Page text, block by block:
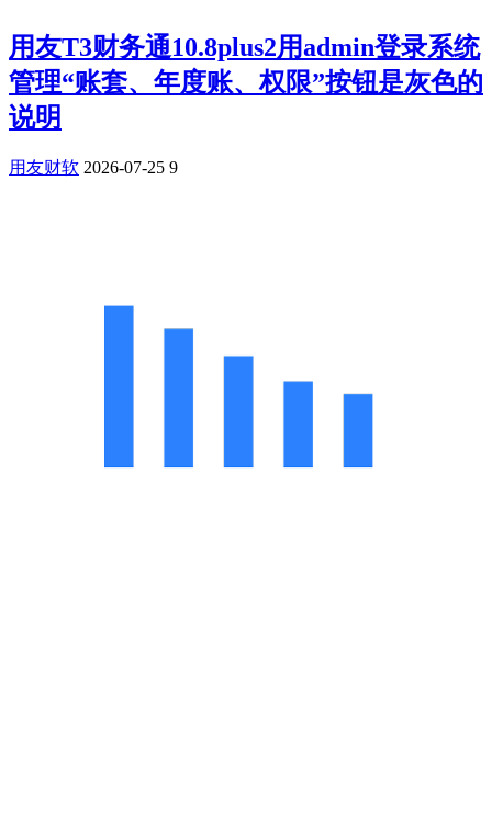
用友T3财务通10.8plus2用admin登录系统
管理“账套、年度账、权限”按钮是灰色的
说明
用友财软 2026-07-25 9